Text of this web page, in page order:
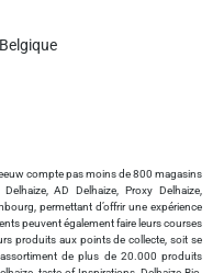
compte pas moins de 800 magasins
AD Delhaize, Proxy Delhaize,
permettant d’offrir une expérience
peuvent également faire leurs courses
produits aux points de collecte, soit se
de plus de 20.000 produits